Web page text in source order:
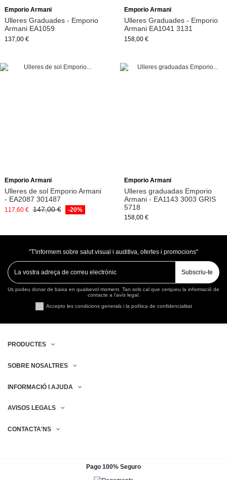
Emporio Armani
Ulleres Graduades - Emporio
Armani EA1059
137,00 €
Emporio Armani
Ulleres Graduades - Emporio
Armani EA1041 3131
158,00 €
Emporio Armani
Ulleres de sol Emporio Armani
- EA2087 301487
117,60 € 147,00 € -20%
Emporio Armani
Ulleres graduadas Emporio
Armani - EA1143 3003 GRIS
5718
158,00 €
"T'informem sobre salut visual i auditiva, ofertes i promocions"
Subscriu-te
Us podeu donar de baixa en qualsevol moment. Tan sols cal que cerqueu la informació de
contacte a l'avís legal.
Accepto les condicions generals i la política de confidencialitat
PRODUCTES
SOBRE NOSALTRES
INFORMACIÓ I AJUDA
AVISOS LEGALS
CONTACTA'NS
Pago 100% Seguro